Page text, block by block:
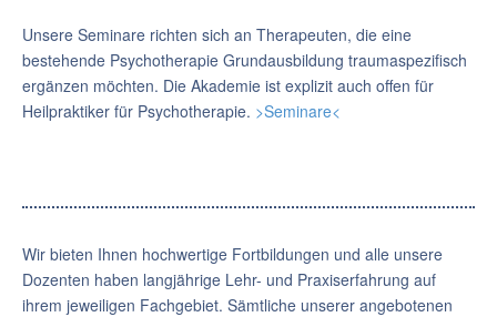
Unsere Seminare richten sich an Therapeuten, die eine
bestehende Psychotherapie Grundausbildung traumaspezifisch
ergänzen möchten. Die Akademie ist explizit auch offen für
Heilpraktiker für Psychotherapie. >Seminare<
Wir bieten Ihnen hochwertige Fortbildungen und alle unsere
Dozenten haben langjährige Lehr- und Praxiserfahrung auf
ihrem jeweiligen Fachgebiet. Sämtliche unserer angebotenen